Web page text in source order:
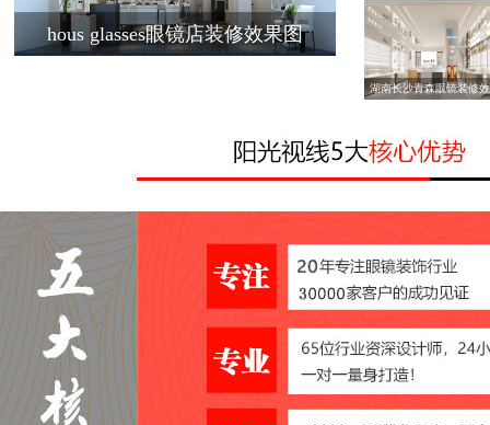
hous glasses眼镜店装修效果图
湖南长沙青森眼镜装修